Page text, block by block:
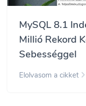
MySQL 8.1
Millió Rekord
Sebességgel
Elolvasom a cikket